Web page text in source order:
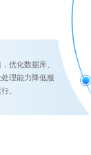
优化数据库、
理能力降低服
。